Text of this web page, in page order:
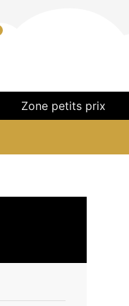
Zone petits prix